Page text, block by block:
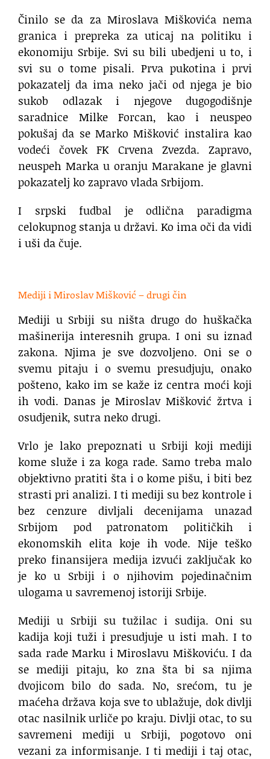
Činilo se da za Miroslava Miškovića nema
granica i prepreka za uticaj na politiku i
ekonomiju Srbije. Svi su bili ubedjeni u to, i
svi su o tome pisali. Prva pukotina i prvi
pokazatelj da ima neko jači od njega je bio
sukob odlazak i njegove dugogodišnje
saradnice Milke Forcan, kao i neuspeo
pokušaj da se Marko Mišković instalira kao
vodeći čovek FK Crvena Zvezda. Zapravo,
neuspeh Marka u oranju Marakane je glavni
pokazatelj ko zapravo vlada Srbijom.
I srpski fudbal je odlična paradigma
celokupnog stanja u državi. Ko ima oči da vidi
i uši da čuje.
Mediji i Miroslav Mišković – drugi čin
Mediji u Srbiji su ništa drugo do huškačka
mašinerija interesnih grupa. I oni su iznad
zakona. Njima je sve dozvoljeno. Oni se o
svemu pitaju i o svemu presudjuju, onako
pošteno, kako im se kaže iz centra moći koji
ih vodi. Danas je Miroslav Mišković žrtva i
osudjenik, sutra neko drugi.
Vrlo je lako prepoznati u Srbiji koji mediji
kome služe i za koga rade. Samo treba malo
objektivno pratiti šta i o kome pišu, i biti bez
strasti pri analizi. I ti mediji su bez kontrole i
bez cenzure divljali decenijama unazad
Srbijom pod patronatom političkih i
ekonomskih elita koje ih vode. Nije teško
preko finansijera medija izvući zaključak ko
je ko u Srbiji i o njihovim pojedinačnim
ulogama u savremenoj istoriji Srbije.
Mediji u Srbiji su tužilac i sudija. Oni su
kadija koji tuži i presudjuje u isti mah. I to
sada rade Marku i Miroslavu Miškoviću. I da
se mediji pitaju, ko zna šta bi sa njima
dvojicom bilo do sada. No, srećom, tu je
maćeha država koja sve to ublažuje, dok divlji
otac nasilnik urliče po kraju. Divlji otac, to su
savremeni mediji u Srbiji, pogotovo oni
vezani za informisanje. I ti mediji i taj otac,